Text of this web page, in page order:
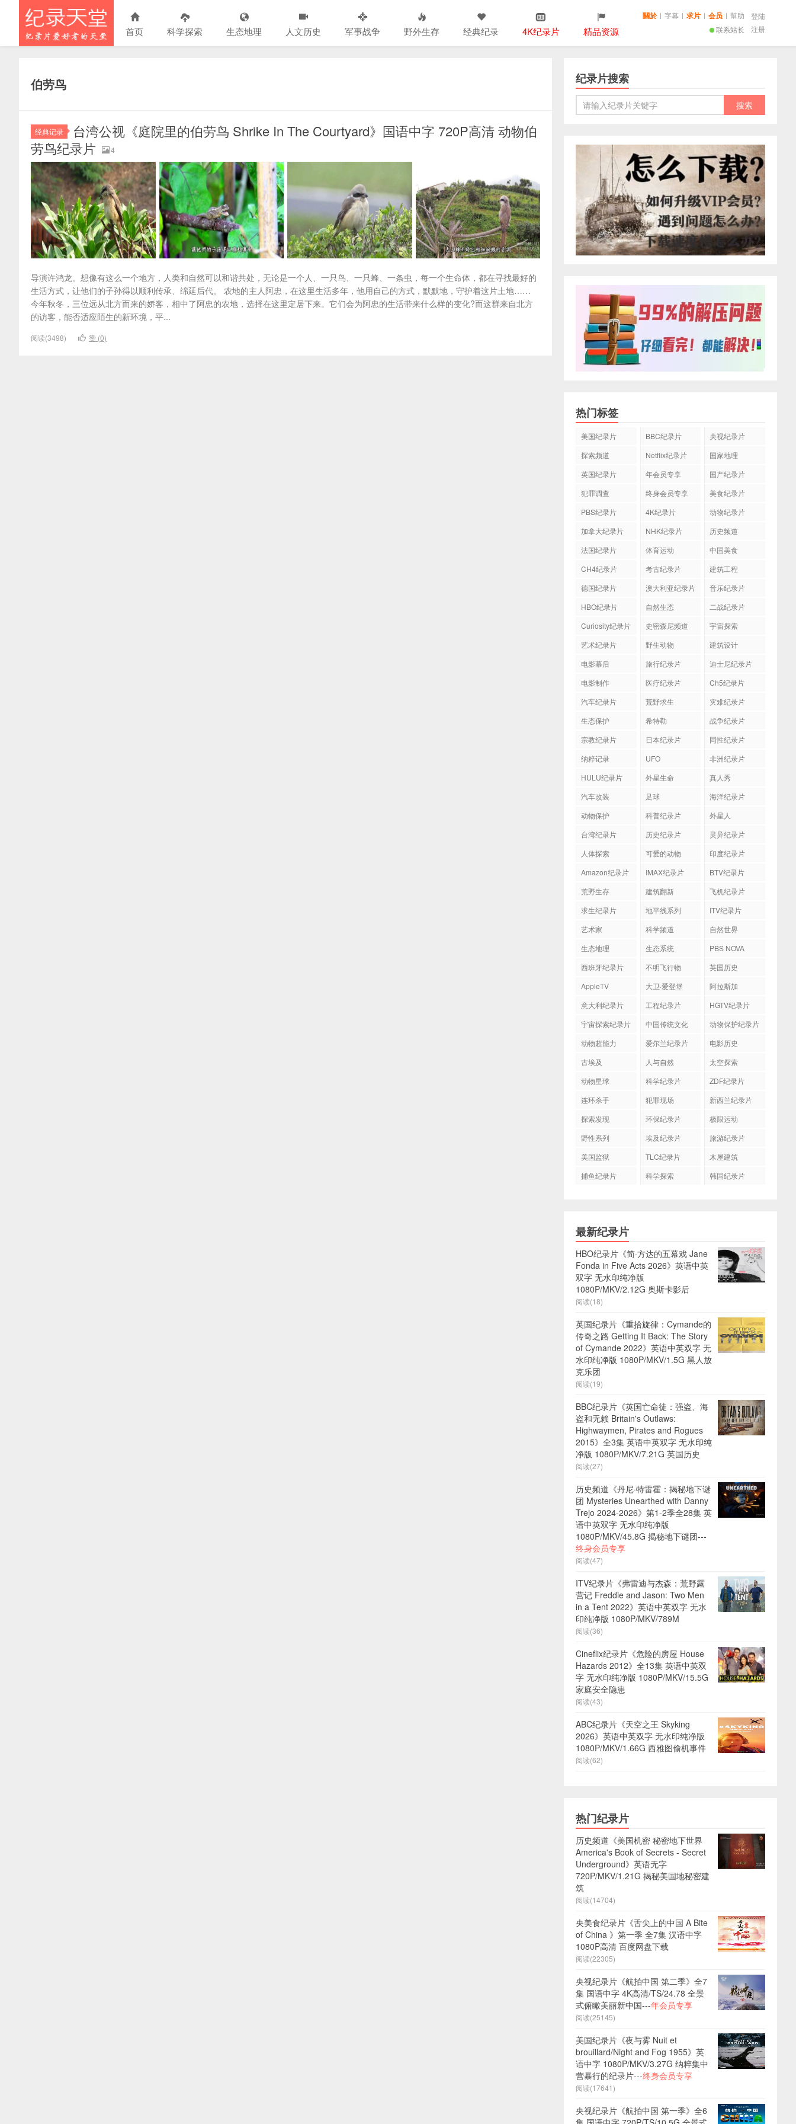
首页 科学探索 生态地理 人文历史 军事战争 野外生存 经典纪录 4K纪录片 精品资源 联系站长
關於 | 字幕 | 求片 | 会员 | 幫助
登陆
注册
伯劳鸟
经典记录
台湾公视《庭院里的伯劳鸟 Shrike In The Courtyard》国语中字 720P高清 动物伯
劳鸟纪录片
4
导演许鸿龙。想像有这么一个地方，人类和自然可以和谐共处，无论是一个人、一只鸟、一只蜂、一条虫，每一个生命体，都在寻找最好的
生活方式，让他们的子孙得以顺利传承、绵延后代。 农地的主人阿忠，在这里生活多年，他用自己的方式，默默地，守护着这片土地……
今年秋冬，三位远从北方而来的娇客，相中了阿忠的农地，选择在这里定居下来。它们会为阿忠的生活带来什么样的变化?而这群来自北方
的访客，能否适应陌生的新环境，平...
阅读(3498) 赞 (0)
纪录片搜索
热门标签
美国纪录片 BBC纪录片
央视纪录片
探索频道
Netflix纪录片
国家地理
英国纪录片
年会员专享
国产纪录片
犯罪调查
终身会员专享
美食纪录片
PBS纪录片
4K纪录片
动物纪录片
加拿大纪录片
NHK纪录片
历史频道
法国纪录片
体育运动
中国美食
CH4纪录片
考古纪录片
建筑工程
德国纪录片
澳大利亚纪录片
音乐纪录片
HBO纪录片
自然生态
二战纪录片
Curiosity纪录片
史密森尼频道
宇宙探索
艺术纪录片
野生动物
建筑设计
电影幕后
旅行纪录片
迪士尼纪录片
电影制作
医疗纪录片
Ch5纪录片
汽车纪录片
荒野求生
灾难纪录片
生态保护
希特勒
战争纪录片
宗教纪录片
日本纪录片
同性纪录片
纳粹记录
UFO
非洲纪录片
HULU纪录片
外星生命
真人秀
汽车改装
足球
海洋纪录片
动物保护
科普纪录片
外星人
台湾纪录片
历史纪录片
灵异纪录片
人体探索
可爱的动物
印度纪录片
Amazon纪录片
IMAX纪录片
BTV纪录片
荒野生存
建筑翻新
飞机纪录片
求生纪录片
地平线系列
ITV纪录片
艺术家
科学频道
自然世界
生态地理
生态系统
PBS NOVA
西班牙纪录片
不明飞行物
英国历史
AppleTV
大卫·爱登堡
阿拉斯加
意大利纪录片
工程纪录片
HGTV纪录片
宇宙探索纪录片
中国传统文化
动物保护纪录片
动物超能力
爱尔兰纪录片
电影历史
古埃及
人与自然
太空探索
动物星球
科学纪录片
ZDF纪录片
连环杀手
犯罪现场
新西兰纪录片
探索发现
环保纪录片
极限运动
野性系列
埃及纪录片
旅游纪录片
美国监狱
TLC纪录片
木屋建筑
捕鱼纪录片
科学探索 韩国纪录片
最新纪录片
HBO纪录片《简·方达的五幕戏 Jane
Fonda in Five Acts 2026》英语中英
双字 无水印纯净版
1080P/MKV/2.12G 奥斯卡影后
阅读(18)
英国纪录片《重拾旋律：Cymande的
传奇之路 Getting It Back: The Story
of Cymande 2022》英语中英双字 无
水印纯净版 1080P/MKV/1.5G 黑人放
克乐团
阅读(19)
BBC纪录片《英国亡命徒：强盗、海
盗和无赖 Britain's Outlaws:
Highwaymen, Pirates and Rogues
2015》全3集 英语中英双字 无水印纯
净版 1080P/MKV/7.21G 英国历史
阅读(27)
历史频道《丹尼·特雷霍：揭秘地下谜
团 Mysteries Unearthed with Danny
Trejo 2024-2026》第1-2季全28集 英
语中英双字 无水印纯净版
1080P/MKV/45.8G 揭秘地下谜团---
终身会员专享
阅读(47)
ITV纪录片《弗雷迪与杰森：荒野露
营记 Freddie and Jason: Two Men
in a Tent 2022》英语中英双字 无水
印纯净版 1080P/MKV/789M
阅读(36)
Cineflix纪录片《危险的房屋 House
Hazards 2012》全13集 英语中英双
字 无水印纯净版 1080P/MKV/15.5G
家庭安全隐患
阅读(43)
ABC纪录片《天空之王 Skyking
2026》英语中英双字 无水印纯净版
1080P/MKV/1.66G 西雅图偷机事件
阅读(62)
热门纪录片
历史频道《美国机密 秘密地下世界
America's Book of Secrets - Secret
Underground》英语无字
720P/MKV/1.21G 揭秘美国地秘密建
筑
阅读(14704)
央美食纪录片《舌尖上的中国 A Bite
of China 》第一季 全7集 汉语中字
1080P高清 百度网盘下载
阅读(22305)
央视纪录片《航拍中国 第二季》全7
集 国语中字 4K高清/TS/24.78 全景
式俯瞰美丽新中国---年会员专享
阅读(25145)
美国纪录片《夜与雾 Nuit et
brouillard/Night and Fog 1955》英
语中字 1080P/MKV/3.27G 纳粹集中
营暴行的纪录片---终身会员专享
阅读(17641)
央视纪录片《航拍中国 第一季》全6